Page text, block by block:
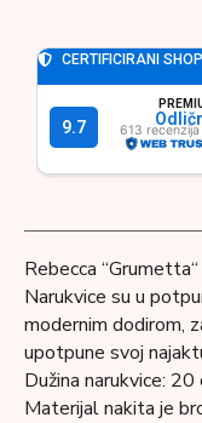
Rebecca
Narukvice su u
modernim dodirom,
upotpune svoj
Dužina narukvice:
Materijal nakita je